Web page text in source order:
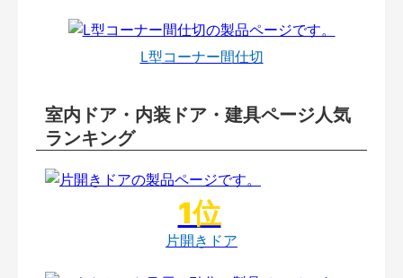
L型コーナー間仕切
室内ドア・内装ドア・建具ページ人気
ランキング
片開きドア